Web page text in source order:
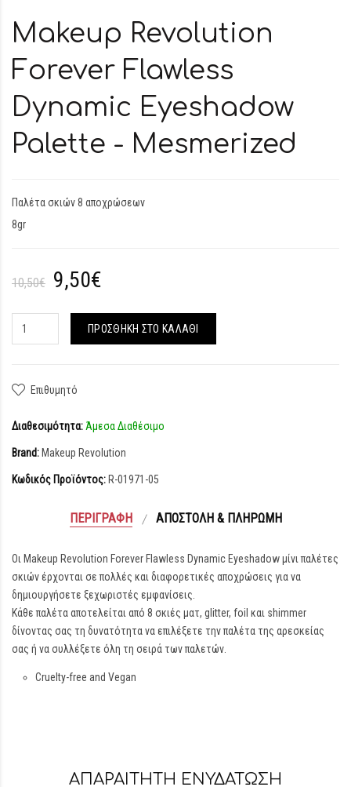
Makeup Revolution
Forever Flawless
Dynamic Eyeshadow
Palette - Mesmerized
Παλέτα σκιών 8 αποχρώσεων
8gr
10,50€ 9,50€
ΠΡΟΣΘΉΚΗ ΣΤΟ ΚΑΛΆΘΙ
Επιθυμητό
Διαθεσιμότητα: Άμεσα Διαθέσιμο
Brand: Makeup Revolution
Κωδικός Προϊόντος: R-01971-05
ΠΕΡΙΓΡΑΦΉ ΑΠΟΣΤΟΛΉ & ΠΛΗΡΩΜΉ
Οι Makeup Revolution Forever Flawless Dynamic Eyeshadow μίνι παλέτες
σκιών έρχονται σε πολλές και διαφορετικές αποχρώσεις για να
δημιουργήσετε ξεχωριστές εμφανίσεις.
Κάθε παλέτα αποτελείται από 8 σκιές ματ, glitter, foil και shimmer
δίνοντας σας τη δυνατότητα να επιλέξετε την παλέτα της αρεσκείας
σας ή να συλλέξετε όλη τη σειρά των παλετών.
Cruelty-free and Vegan
ΑΠΑΡΑΙΤΗΤΗ ΕΝΥΔΑΤΩΣΗ